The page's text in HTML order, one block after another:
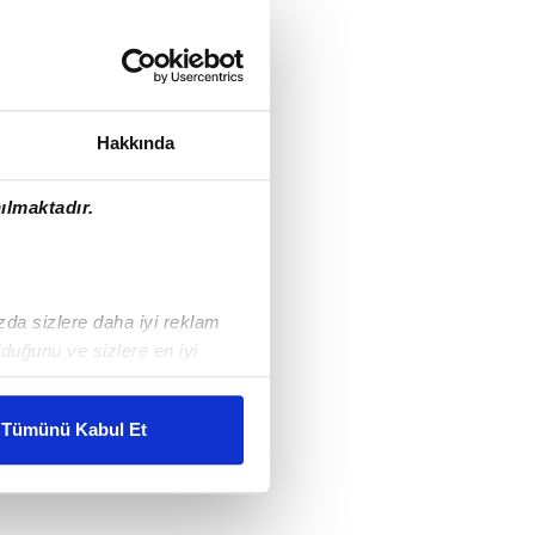
Hakkında
sizlere daha iyi reklam
ve sizlere en iyi
karşılamak
gösterilmeyecektir."
Tümünü Kabul Et